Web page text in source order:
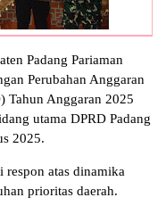
Padang Pariaman
Perubahan Anggaran
Tahun Anggaran 2025
utama DPRD Padang
2025.
respon atas dinamika
prioritas daerah.